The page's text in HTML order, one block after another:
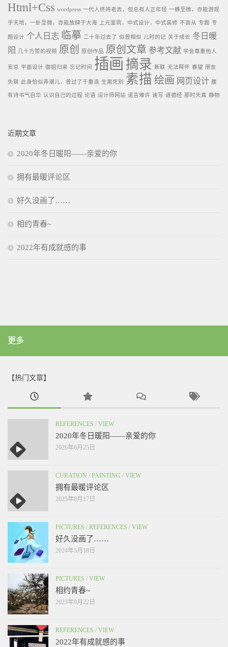
Html+Css wordpress 一代人终将老去，但总有人正年轻 一蜂至微，亦能游观
乎天地，一虲至微，亦能放肆于大海 上元鉴筑，中式设计，中式装修 不盲从 专题 专
题设计 个人日志 临摹 二十年过去了 似曾相似 儿时的记 关于成长 冬日暖
阳
几十万赞的视频 原创 原创作品 原创文章 参考文献 学会尊重他人
安总 平面设计 御姐归来 忘记时间 插画 摘录 断联 无法释怀 春望 朋友
失联 此身恰似弄潮儿，曾过了千重浪 生离死别 素描 绘画 网页设计 腹
有诗书气自华 认识自己的过程 论语 设计师网站 诺言难许 速写 道德经 那时天真 静物
近期文章
2020年冬日暖阳——亲爱的你
拥有最暖评论区
好久没画了……
相约青春~
2022年有成就感的事
更多
【热门文章】
REFERENCES / VIEW
2020年冬日暖阳——亲爱的你
2026年6月25日
CURATION / PAINTING / VIEW
拥有最暖评论区
2025年8月17日
PICTURES / REFERENCES / VIEW
好久没画了……
2024年5月18日
PICTURES / VIEW
相约青春~
2023年9月22日
REFERENCES / VIEW
2022年有成就感的事